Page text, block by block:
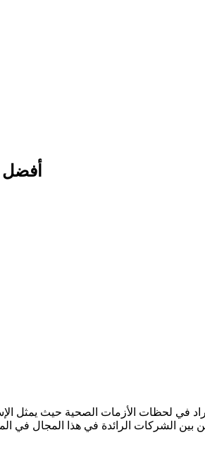
أفضل
في لحظات الأزمات الصحية حيث يمثل
الشركات الرائدة في هذا المجال في